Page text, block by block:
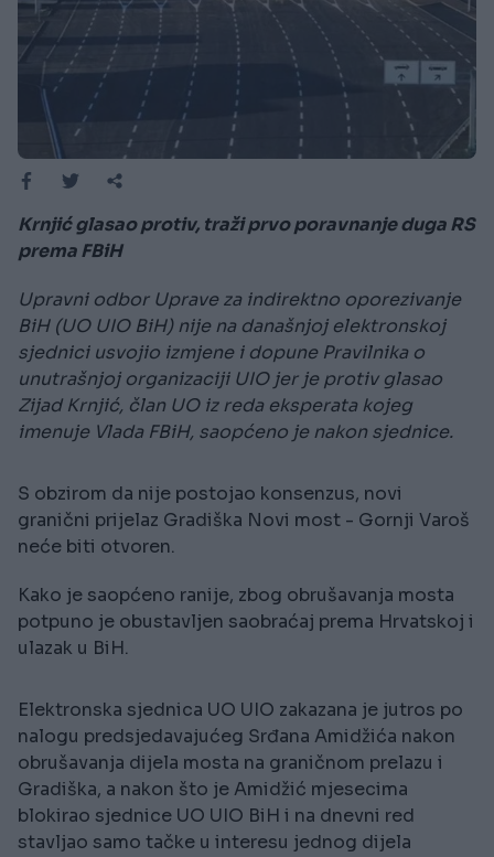
Krnjić glasao protiv, traži prvo poravnanje duga RS
prema FBiH
Upravni odbor Uprave za indirektno oporezivanje
BiH (UO UIO BiH) nije na današnjoj elektronskoj
sjednici usvojio izmjene i dopune Pravilnika o
unutrašnjoj organizaciji UIO jer je protiv glasao
Zijad Krnjić, član UO iz reda eksperata kojeg
imenuje Vlada FBiH, saopćeno je nakon sjednice.
S obzirom da nije postojao konsenzus, novi
granični prijelaz Gradiška Novi most - Gornji Varoš
neće biti otvoren.
Kako je saopćeno ranije, zbog obrušavanja mosta
potpuno je obustavljen saobraćaj prema Hrvatskoj i
ulazak u BiH.
Elektronska sjednica UO UIO zakazana je jutros po
nalogu predsjedavajućeg Srđana Amidžića nakon
obrušavanja dijela mosta na graničnom prelazu i
Gradiška, a nakon što je Amidžić mjesecima
blokirao sjednice UO UIO BiH i na dnevni red
stavljao samo tačke u interesu jednog dijela